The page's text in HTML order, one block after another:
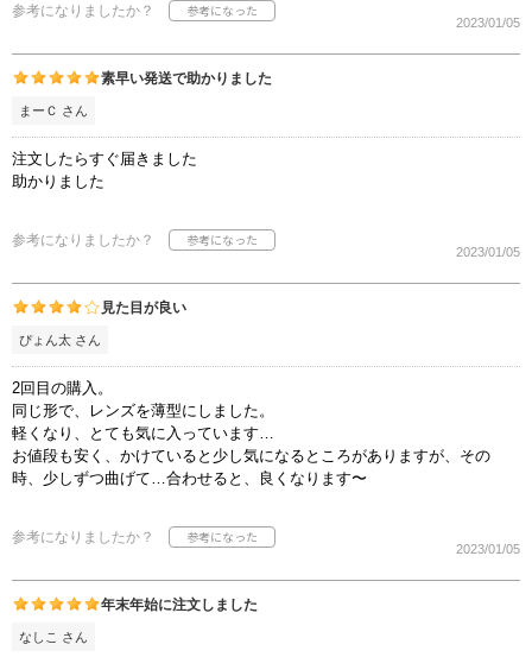
参考になりましたか？
2023/01/05
素早い発送で助かりました
まーＣ さん
注文したらすぐ届きました
助かりました
参考になりましたか？
2023/01/05
見た目が良い
ぴょん太 さん
2回目の購入。
同じ形で、レンズを薄型にしました。
軽くなり、とても気に入っています…
お値段も安く、かけていると少し気になるところがありますが、その
時、少しずつ曲げて…合わせると、良くなります〜
参考になりましたか？
2023/01/05
年末年始に注文しました
なしこ さん